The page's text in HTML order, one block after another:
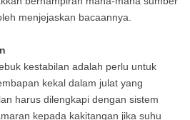
menjejaskan bacaannya.
kestabilan adalah perlu untuk
kekal dalam julat yang
harus dilengkapi dengan sistem
kepada kakitangan jika suhu